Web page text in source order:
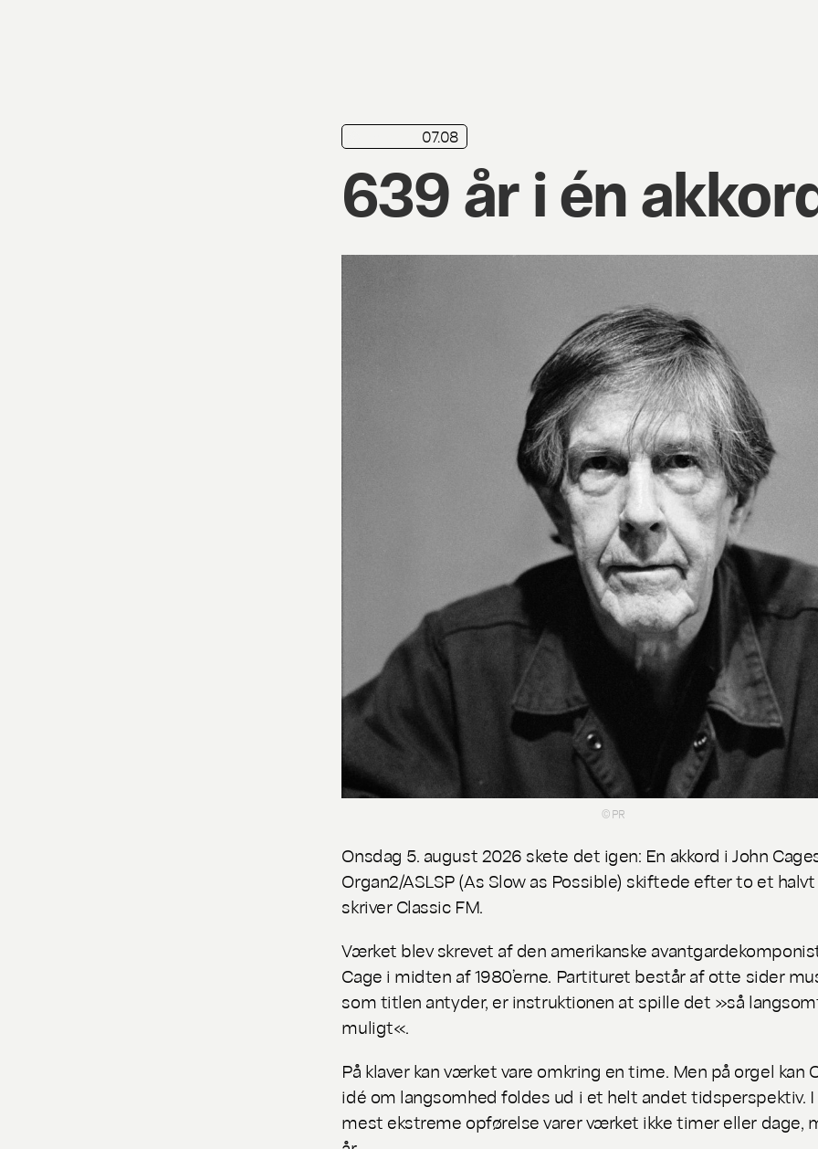
07.08
639 år i én
© PR
Onsdag 5. august 2026 skete det igen: En akkord i John
Organ2/ASLSP(As Slow as Possible) skiftede efter to et halvt
skriver Classic FM.
Værket blev skrevet af den amerikanske
Cage i midten af 1980’erne. Partituret består af otte sider
som titlen antyder, er instruktionen at spille det »så
muligt«.
På klaver kan værket vare omkring en time. Men på orgel kan
idé om langsomhed foldes ud i et helt andet tidsperspektiv.
mest ekstreme opførelse varer værket ikke timer eller dage,